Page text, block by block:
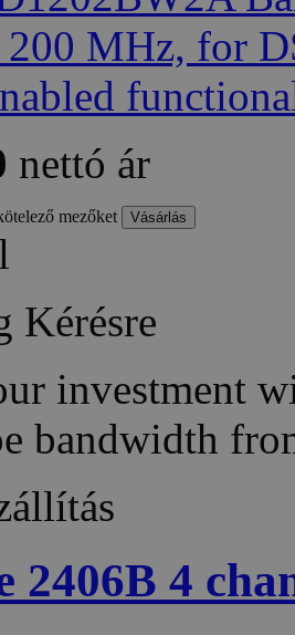
nettó ár
mezőket
Kérésre
investment
bandwidth
2406B 4